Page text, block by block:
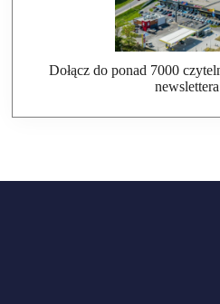
Dołącz do ponad 7000